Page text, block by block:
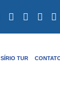
SÍRIO TUR